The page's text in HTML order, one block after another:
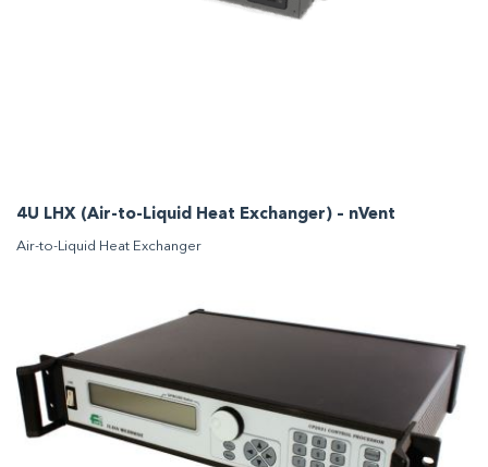
4U LHX (Air-to-Liquid Heat Exchanger) – nVent
Air-to-Liquid Heat Exchanger